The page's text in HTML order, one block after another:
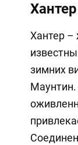
Хантер
Хантер –
зимних
Маунтин.